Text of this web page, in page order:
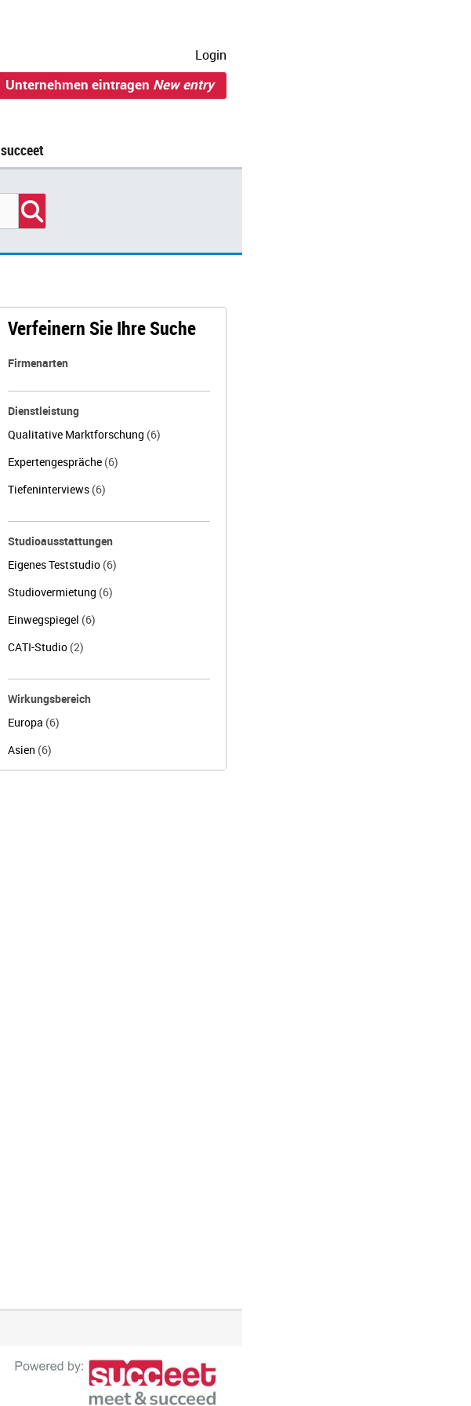
Login
Unternehmen eintragen New entry
succeet
Verfeinern Sie Ihre Suche
Firmenarten
Dienstleistung
Qualitative Marktforschung (6)
Expertengespräche (6)
Tiefeninterviews (6)
Studioausstattungen
Eigenes Teststudio (6)
Studiovermietung (6)
Einwegspiegel (6)
CATI-Studio (2)
Wirkungsbereich
Europa (6)
Asien (6)